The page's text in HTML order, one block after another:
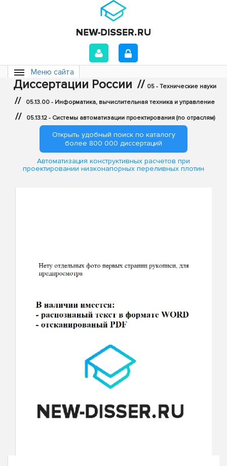
Меню сайта
Диссертации России // 05 - Технические науки
// 05.13.00 - Информатика, вычислительная техника и управление
// 05.13.12 - Системы автоматизации проектирования (по отраслям)
Открыть удобный поиск по каталогу
более 800 000 диссертаций
Автоматизация конструктивных расчетов при
проектировании низконапорных переливных плотин